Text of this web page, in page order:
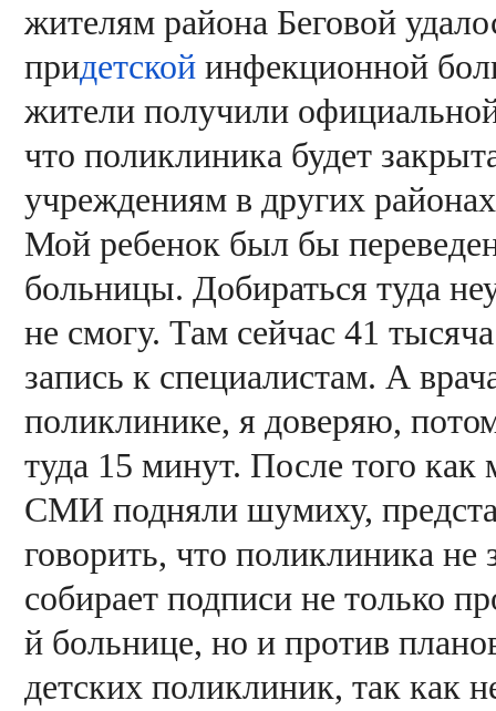
жителям района Беговой
придетской инфекционной
жители получили
что поликлиника будет
учреждениям в других
Мой ребенок был бы
больницы. Добираться туда
не смогу. Там сейчас 41
запись к специалистам. А
поликлинике, я доверяю,
туда 15 минут. После того
СМИ подняли шумиху,
говорить, что поликлиника
собирает подписи не только
й больнице, но и против
детских поликлиник, так как